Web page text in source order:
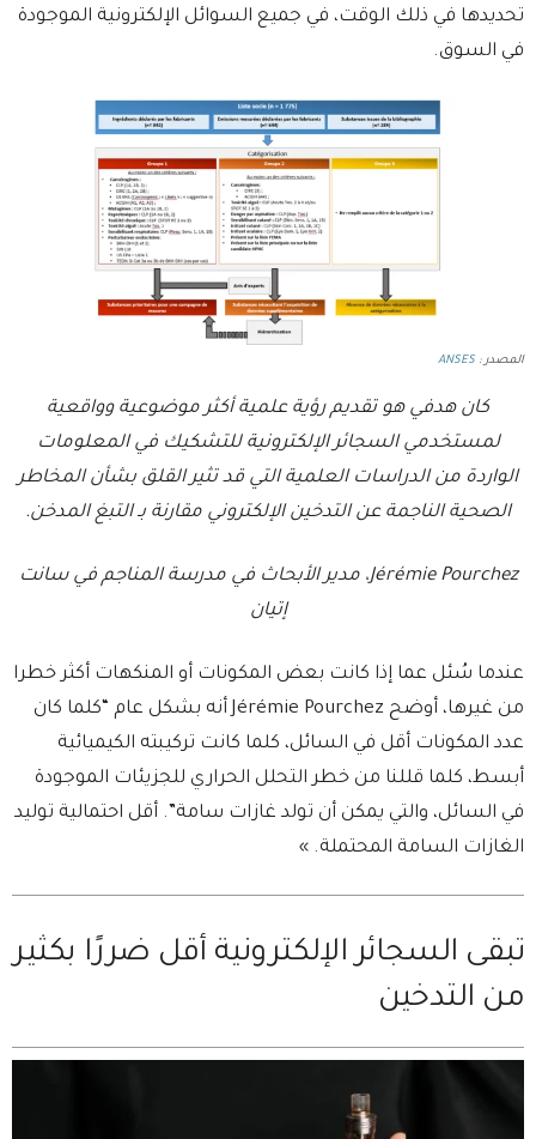
تحديدها في ذلك الوقت، في جميع السوائل الإلكترونية الموجودة
في السوق.
المصدر : ANSES
كان هدفي هو تقديم رؤية علمية أكثر موضوعية وواقعية
لمستخدمي السجائر الإلكترونية للتشكيك في المعلومات
الواردة من الدراسات العلمية التي قد تثير القلق بشأن المخاطر
الصحية الناجمة عن التدخين الإلكتروني مقارنة بـ التبغ المدخن.
Jérémie Pourchez، مدير الأبحاث في مدرسة المناجم في سانت
إتيان
عندما سُئل عما إذا كانت بعض المكونات أو المنكهات أكثر خطرا
من غيرها، أوضح Jérémie Pourchez أنه بشكل عام “كلما كان
عدد المكونات أقل في السائل، كلما كانت تركيبته الكيميائية
أبسط، كلما قللنا من خطر التحلل الحراري للجزيئات الموجودة
في السائل، والتي يمكن أن تولد غازات سامة”. أقل احتمالية توليد
الغازات السامة المحتملة. »
تبقى السجائر الإلكترونية أقل ضررًا بكثير
من التدخين